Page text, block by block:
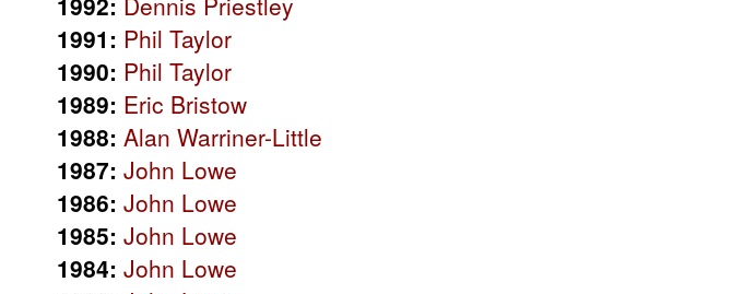
1991: Phil Taylor
1990: Phil Taylor
1989: Eric Bristow
1988: Alan Warriner-Little
1987: John Lowe
1986: John Lowe
1985: John Lowe
1984: John Lowe